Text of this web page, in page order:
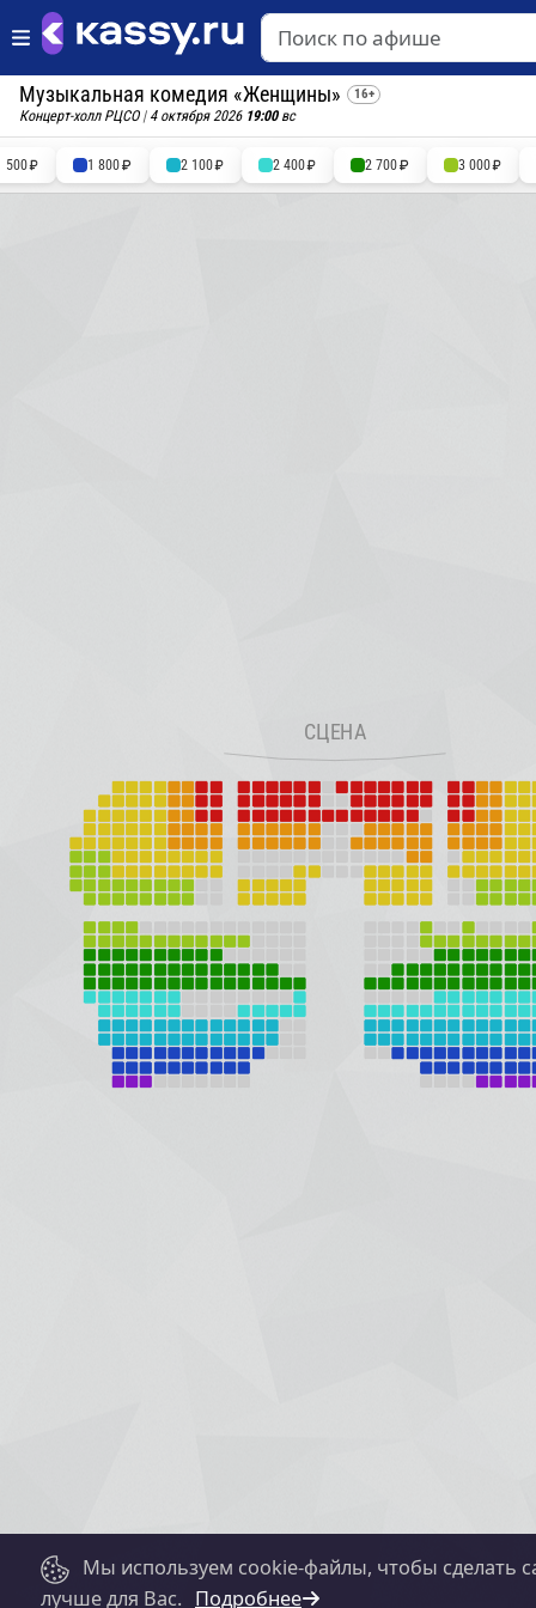
Музыкальная комедия «Женщины» 16+
Концерт-холл РЦСО| 4 октября 2026 19:00вс
500 1 800 2 100 2 400 2 700 3 000
Мы используем cookie-файлы, чтобы сделать
лучше для Вас. Подробнее